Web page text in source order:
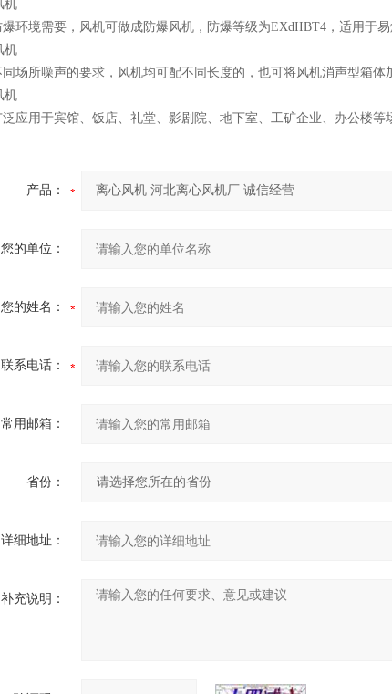
环境需要，风机可做成防爆风机，防爆等级为EXdIIBT4，适用于易
场所噪声的要求，风机均可配不同长度的，也可将风机消声型箱体
应用于宾馆、饭店、礼堂、影剧院、地下室、工矿企业、办公楼
产品：
您的单位：
您的姓名：
联系电话：
常用邮箱：
省份：
详细地址：
补充说明：